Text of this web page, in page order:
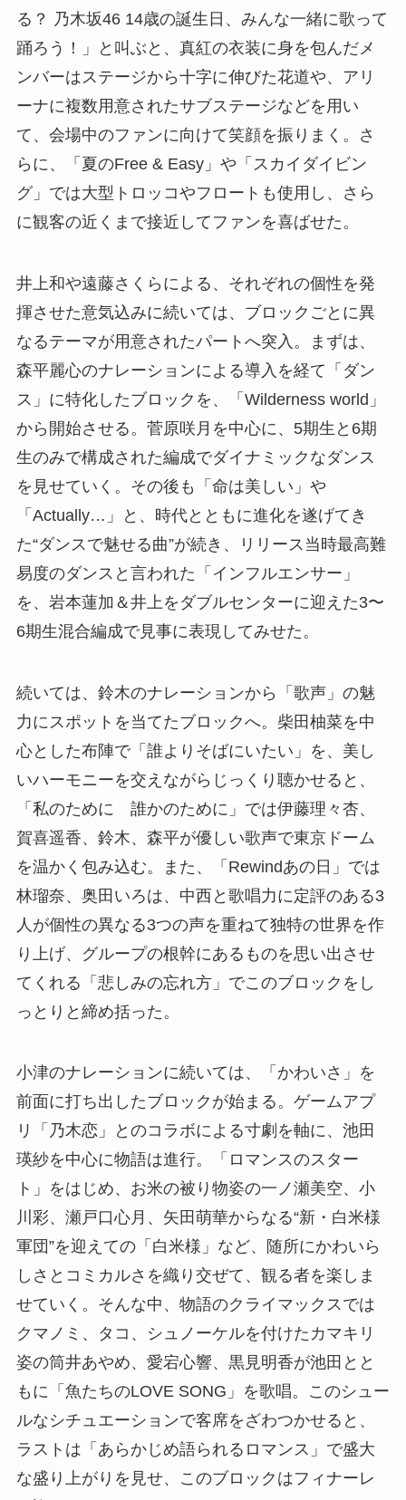
る？ 乃木坂46 14歳の誕生日、みんな一緒に歌って
踊ろう！」と叫ぶと、真紅の衣装に身を包んだメ
ンバーはステージから十字に伸びた花道や、アリ
ーナに複数用意されたサブステージなどを用い
て、会場中のファンに向けて笑顔を振りまく。さ
らに、「夏のFree & Easy」や「スカイダイビン
グ」では大型トロッコやフロートも使用し、さら
に観客の近くまで接近してファンを喜ばせた。
井上和や遠藤さくらによる、それぞれの個性を発
揮させた意気込みに続いては、ブロックごとに異
なるテーマが用意されたパートへ突入。まずは、
森平麗心のナレーションによる導入を経て「ダン
ス」に特化したブロックを、「Wilderness world」
から開始させる。菅原咲月を中心に、5期生と6期
生のみで構成された編成でダイナミックなダンス
を見せていく。その後も「命は美しい」や
「Actually…」と、時代とともに進化を遂げてき
た“ダンスで魅せる曲”が続き、リリース当時最高難
易度のダンスと言われた「インフルエンサー」
を、岩本蓮加＆井上をダブルセンターに迎えた3〜
6期生混合編成で見事に表現してみせた。
続いては、鈴木のナレーションから「歌声」の魅
力にスポットを当てたブロックへ。柴田柚菜を中
心とした布陣で「誰よりそばにいたい」を、美し
いハーモニーを交えながらじっくり聴かせると、
「私のために 誰かのために」では伊藤理々杏、
賀喜遥香、鈴木、森平が優しい歌声で東京ドーム
を温かく包み込む。また、「Rewindあの日」では
林瑠奈、奥田いろは、中西と歌唱力に定評のある3
人が個性の異なる3つの声を重ねて独特の世界を作
り上げ、グループの根幹にあるものを思い出させ
てくれる「悲しみの忘れ方」でこのブロックをし
っとりと締め括った。
小津のナレーションに続いては、「かわいさ」を
前面に打ち出したブロックが始まる。ゲームアプ
リ「乃木恋」とのコラボによる寸劇を軸に、池田
瑛紗を中心に物語は進行。「ロマンスのスター
ト」をはじめ、お米の被り物姿の一ノ瀬美空、小
川彩、瀬戸口心月、矢田萌華からなる“新・白米様
軍団”を迎えての「白米様」など、随所にかわいら
しさとコミカルさを織り交ぜて、観る者を楽しま
せていく。そんな中、物語のクライマックスでは
クマノミ、タコ、シュノーケルを付けたカマキリ
姿の筒井あやめ、愛宕心響、黒見明香が池田とと
もに「魚たちのLOVE SONG」を歌唱。このシュー
ルなシチュエーションで客席をざわつかせると、
ラストは「あらかじめ語られるロマンス」で盛大
な盛り上がりを見せ、このブロックはフィナーレ